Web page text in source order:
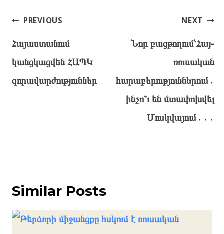
Post
PREVIOUS
Հայաստանում
կանցկացվեն ՀԱՊԿ
զորավարժություններ
NEXT
Նոր բացթողում՝Հայ-
ռուսական
հարաբերություններում․
ինչո՞ւ են մտափոխվել
Մոսկվայում․․․
Similar Posts